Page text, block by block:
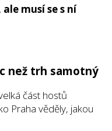
musí se s ní
než trh samotný
část hostů
Praha věděly, jakou